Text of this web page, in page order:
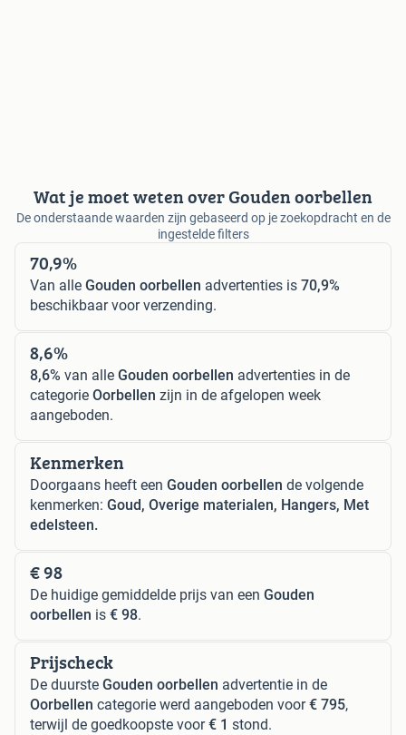
Wat je moet weten over Gouden oorbellen
De onderstaande waarden zijn gebaseerd op je zoekopdracht en de
ingestelde filters
70,9%
Van alle Gouden oorbellen advertenties is 70,9%
beschikbaar voor verzending.
8,6%
8,6% van alle Gouden oorbellen advertenties in de
categorie Oorbellen zijn in de afgelopen week
aangeboden.
Kenmerken
Doorgaans heeft een Gouden oorbellen de volgende
kenmerken: Goud, Overige materialen, Hangers, Met
edelsteen.
€ 98
De huidige gemiddelde prijs van een Gouden
oorbellen is € 98.
Prijscheck
De duurste Gouden oorbellen advertentie in de
Oorbellen categorie werd aangeboden voor€ 795,
terwijl de goedkoopste voor€ 1 stond.